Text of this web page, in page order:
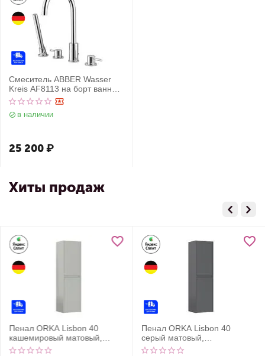
Смеситель ABBER Wasser
Kreis AF8113 на борт ванны,
хром
в наличии
25 200₽
Хиты продаж
Пенал ORKA Lisbon 40
кашемировый матовый,
универсальный
Пенал ORKA Lisbon 40
серый матовый,
универсальный